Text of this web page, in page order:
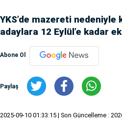
YKS’de mazereti nedeniyle
adaylara 12 Eylül’e kadar ek
Abone Ol
Paylaş
2025-09-10 01:33:15 | Son Güncelleme :